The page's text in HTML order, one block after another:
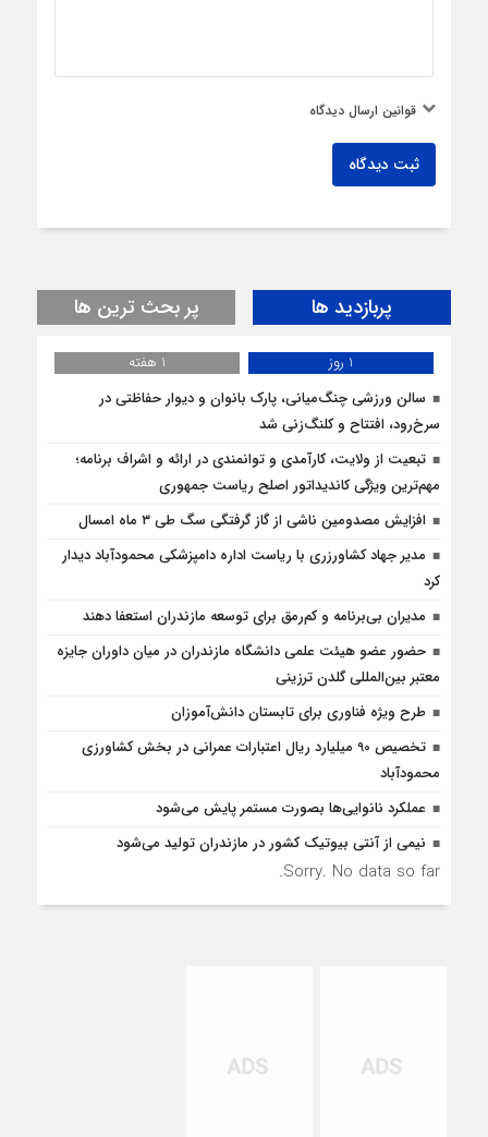
قوانین ارسال دیدگاه
ثبت دیدگاه
پربازدید ها پر بحث ترین ها
1 روز
1 هفته
سالن ورزشی چنگ‌میانی، پارک بانوان و دیوار حفاظتی در
سرخ‌رود، افتتاح و کلنگ‌زنی شد
تبعیت از ولایت، کارآمدی و توانمندی در ارائه و اشراف برنامه؛
مهم‌ترین ویژگی کاندیداتور اصلح ریاست جمهوری
افزایش مصدومین ناشی از گاز گرفتگی سگ طی ۳ ماه امسال
مدیر جهاد کشاورزری با ریاست اداره دامپزشکی محمودآباد دیدار
کرد
مدیران بی‌برنامه و کم‌رمق برای توسعه مازندران استعفا دهند
حضور عضو هیئت علمی دانشگاه مازندران در میان داوران جایزه
معتبر بین‌المللی گلدن ترزینی
طرح ویژه فناوری برای تابستان دانش‌آموزان
تخصیص 90 میلیارد ریال اعتبارات عمرانی در بخش کشاورزی
محمودآباد
عملکرد نانوایی‌ها بصورت مستمر پایش می‌شود
نیمی از آنتی بیوتیک کشور در مازندران تولید می‌شود
Sorry. No data so far.